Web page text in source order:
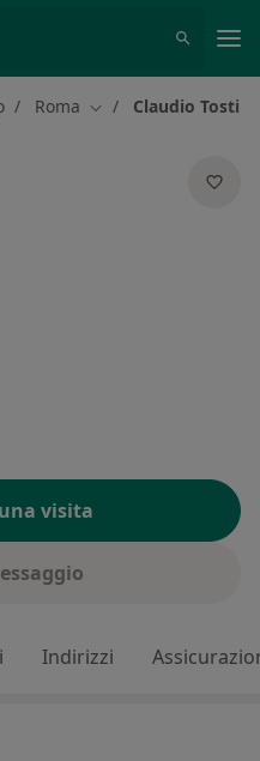
Roma Cambia città
Claudio Tosti
visita
Indirizzi